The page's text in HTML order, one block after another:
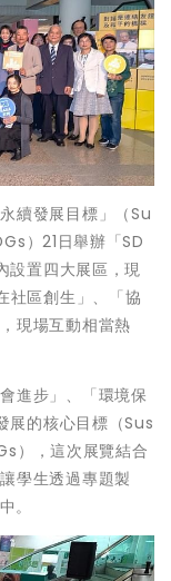
續發展目標」（Su
）21日舉辦「SD
設置四大展區，現
社區創生」、「協
現場互動相當熱
進步」、「環境保
展的核心目標（Sus
，這次展覽結合
學生透過專題製
。